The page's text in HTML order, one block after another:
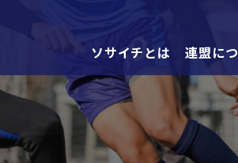
ソサイチとは 連盟に